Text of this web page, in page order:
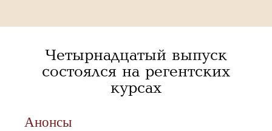
Четырнадцатый выпуск
состоялся на регентских
курсах
Анонсы